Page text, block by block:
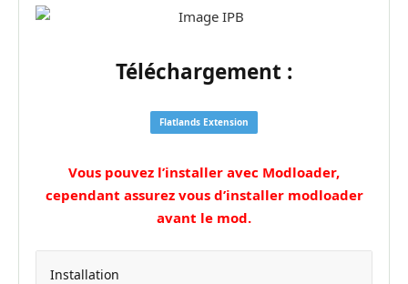
Téléchargement :
Flatlands Extension
Vous pouvez l’installer avec Modloader,
cependant assurez vous d’installer modloader
avant le mod.
Installation